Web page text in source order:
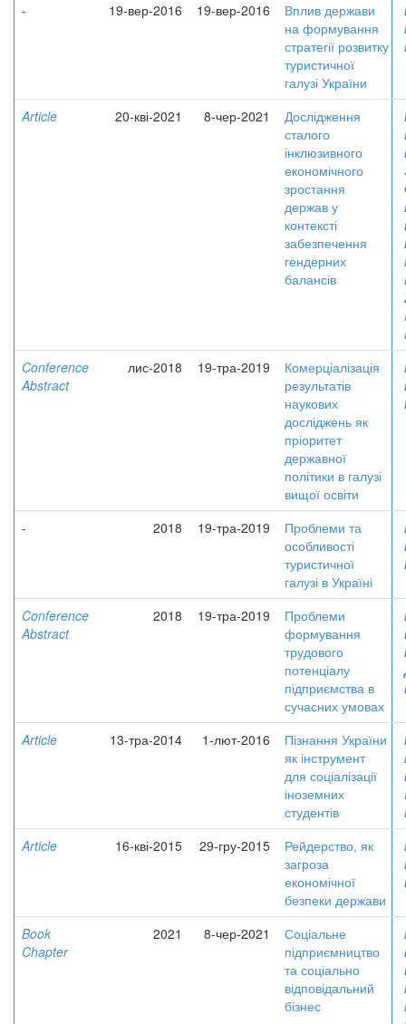
- 19-вер-2016 19-вер-2016
Вплив держави
на формування
стратегії розвитку
туристичної
галузі України
Article 20-кві-2021 8-чер-2021
Дослідження
сталого
інклюзивного
економічного
зростання
держав у
контексті
забезпечення
гендерних
балансів
Conference
Abstract
лис-2018 19-тра-2019
Комерціалізація
результатів
наукових
досліджень як
пріоритет
державної
політики в галузі
вищої освіти
- 2018 19-тра-2019
Проблеми та
особливості
туристичної
галузі в Україні
Conference
Abstract
2018 19-тра-2019
Проблеми
формування
трудового
потенціалу
підприємства в
сучасних умовах
Article 13-тра-2014 1-лют-2016
Пізнання України
як інструмент
для соціалізації
іноземних
студентів
Article
16-кві-2015 29-гру-2015
Рейдерство, як
загроза
економічної
безпеки держави
Book
Chapter
2021 8-чер-2021
Соціальне
підприємництво
та соціально
відповідальний
бізнес